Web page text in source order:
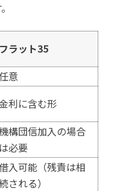
フラット35
意
利に含む形
構団信加入の場合
は必要
入可能（残責は相
される）